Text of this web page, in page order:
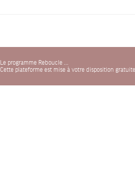
Le programme Reboucle ...
Cette plateforme est mise à votre disposition